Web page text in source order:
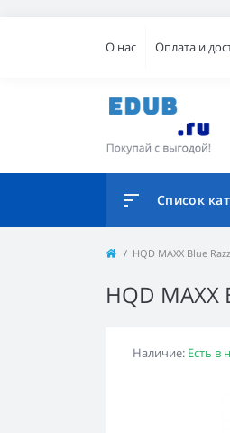
О нас Оплата и
Список
HQD MAXX Blue
HQD MAXX
Наличие: Есть в